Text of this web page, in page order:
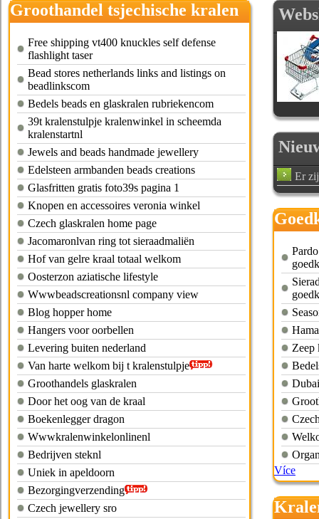
Groothandel tsjechische kralen
Free shipping vt400 knuckles self defense
flashlight taser
Bead stores netherlands links and listings on
beadlinkscom
Bedels beads en glaskralen rubriekencom
39t kralenstulpje kralenwinkel in scheemda
kralenstartnl
Jewels and beads handmade jewellery
Edelsteen armbanden beads creations
Glasfritten gratis foto39s pagina 1
Knopen en accessoires veronia winkel
Czech glaskralen home page
Jacomaronlvan ring tot sieraadmaliën
Hof van gelre kraal totaal welkom
Oosterzon aziatische lifestyle
Wwwbeadscreationsnl company view
Blog hopper home
Hangers voor oorbellen
Levering buiten nederland
Van harte welkom bij t kralenstulpje
Groothandels glaskralen
Door het oog van de kraal
Boekenlegger dragon
Wwwkralenwinkelonlinenl
Bedrijven steknl
Uniek in apeldoorn
Bezorgingverzending
Czech jewellery sro
Er
Zeep
Více